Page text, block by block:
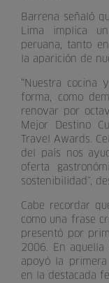
Barrena señaló
Lima implica
peruana, tanto
la aparición de
“Nuestra cocina
forma, como
renovar por
Mejor Destino
Travel Awards.
del país nos
oferta
sostenibilidad”,
Cabe recordar
como una frase
presentó por
2006. En aquella
apoyó la
en la destacada